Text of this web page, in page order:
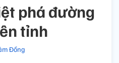
phá đường
tỉnh
Đồng